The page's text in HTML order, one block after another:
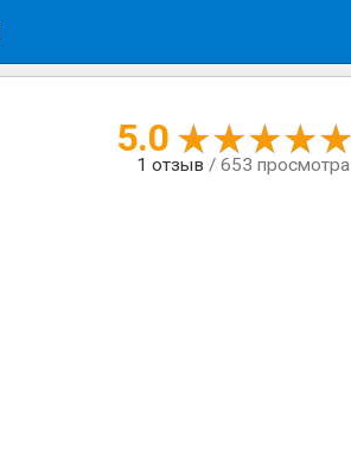
5.0
1 отзыв/ 653 просмотра